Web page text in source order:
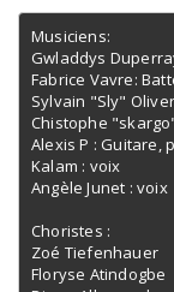
Musiciens:
Gwladdys
Fabrice Vavre:
Sylvain "Sly"
Chistophe
Alexis P : Guitare,
Kalam : voix
Angèle Junet : voix
Choristes :
Zoé Tiefenhauer
Floryse Atindogbe